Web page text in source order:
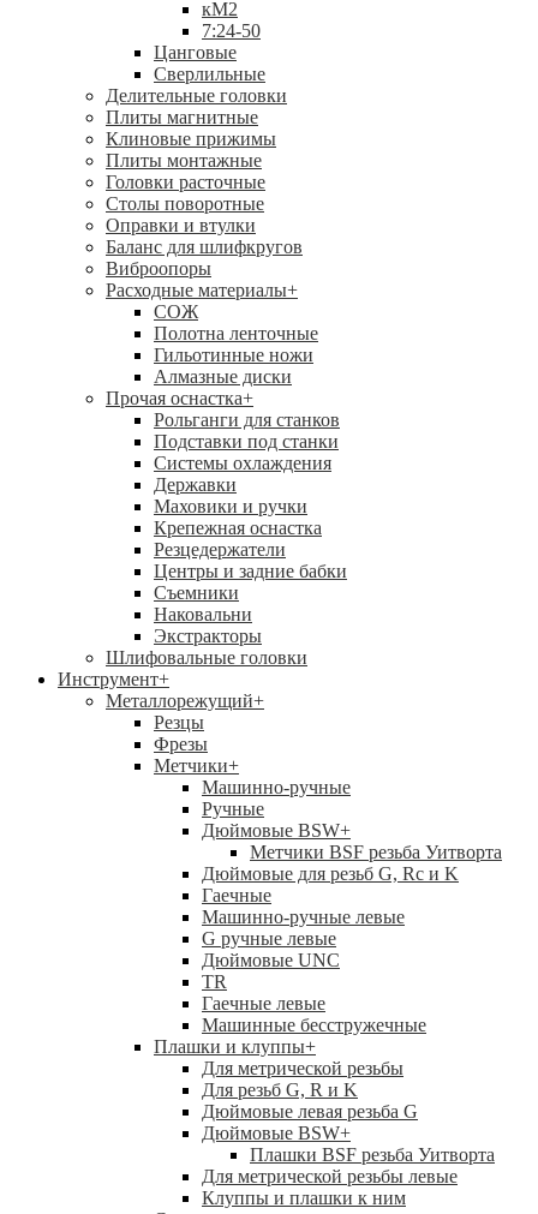
кМ2
7:24-50
Цанговые
Сверлильные
Делительные головки
Плиты магнитные
Клиновые прижимы
Плиты монтажные
Головки расточные
Столы поворотные
Оправки и втулки
Баланс для шлифкругов
Виброопоры
Расходные материалы+
СОЖ
Полотна ленточные
Гильотинные ножи
Алмазные диски
Прочая оснастка+
Рольганги для станков
Подставки под станки
Системы охлаждения
Державки
Маховики и ручки
Крепежная оснастка
Резцедержатели
Центры и задние бабки
Съемники
Наковальни
Экстракторы
Шлифовальные головки
Инструмент+
Металлорежущий+
Резцы
Фрезы
Метчики+
Машинно-ручные
Ручные
Дюймовые BSW+
Метчики BSF резьба Уитворта
Дюймовые для резьб G, Rc и K
Гаечные
Машинно-ручные левые
G ручные левые
Дюймовые UNC
TR
Гаечные левые
Машинные бесстружечные
Плашки и клуппы+
Для метрической резьбы
Для резьб G, R и K
Дюймовые левая резьба G
Дюймовые BSW+
Плашки BSF резьба Уитворта
Для метрической резьбы левые
Клуппы и плашки к ним